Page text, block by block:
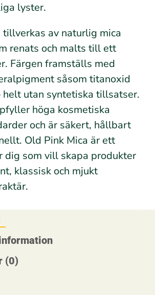
lyster.
tillverkas av naturlig mica
renats och malts till ett
Färgen framställs med
såsom titanoxid
helt utan syntetiska tillsatser.
höga kosmetiska
och är säkert, hållbart
Old Pink Mica är ett
dig som vill skapa produkter
klassisk och mjukt
(0)